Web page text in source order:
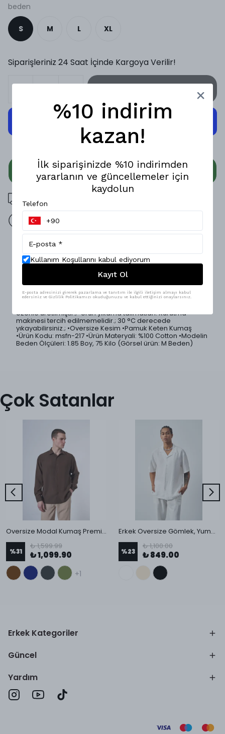
beden
S M L XL
Siparişleriniz 24 Saat İçinde Kargoya Verilir!
WHATSAPP
3000 TL üzeri ücretsiz kargo
14 gün içinde iade değişim
Ürün Açıklaması
Hafifliği ve yumuşak dokusuyla öne çıkan bu özel tasarım
gömlek, Kendine özgü deseninin benzersiz hissini yaşatır.;
Basic tasarımı, klasik ve modern tarzı harmanlarken, rahat
kesimiyle özgürce hareket etmeni ve premium hissetmeni
sağlar.; 5 farklı renk seçeneği ile geniş kombin imkanı
özenle üretilmiştir.; •Ürün yıkama talimatları: Kurutma
makinesi tercih edilmemelidir.; 30 °C derecede
yıkayabilirsiniz.; •Oversize Kesim •Pamuk Keten Kumaş
•Ürün Kodu: msfn-217 •Ürün Materyali: %100 Cotton •Modelin
Beden Ölçüleri: 1.85 Boy, 75 Kilo (Görsel ürün: M Beden)
Çok Satanlar
Oversize Modal Kumaş Premium Erkek Gömlek
%31
₺ 1,599.99
₺ 1,099.90
+1
Erkek Oversize Gömlek, Yumuşak Tuşe Kumaş, Küba Yaka, Kısa Kollu Gömlek
%23
₺ 1,100.00
₺ 849.00
Erkek Kategoriler
Güncel
Yardım
%10 indirim
kazan!
İlk siparişinizde %10 indirimden
yararlanın ve güncellemeler için
kaydolun
Telefon
Kullanım Koşullarını kabul ediyorum
Kayıt Ol
E-posta adresinizi girerek pazarlama ve tanıtım ile ilgili iletişim almayı kabul
edersiniz ve Gizlilik Politikamızı okuduğunuzu ve kabul ettiğinizi onaylarsınız.